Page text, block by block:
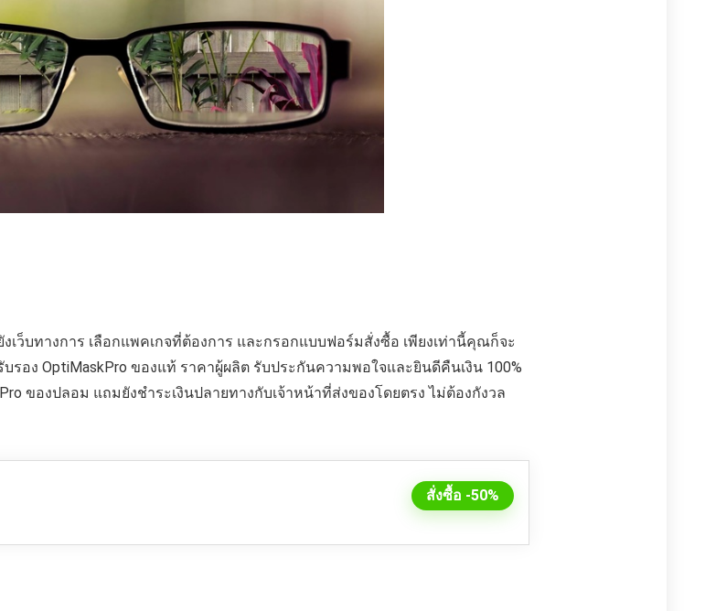
ว็บทางการ เลือกแพคเกจที่ต้องการ และกรอกแบบฟอร์มสั่งซื้อ เพียงเท่านี้คุณก็จะ
อง OptiMaskPro ของแท้ ราคาผู้ผลิต รับประกันความพอใจและยินดีคืนเงิน 100%
ของปลอม แถมยังชำระเงินปลายทางกับเจ้าหน้าที่ส่งของโดยตรง ไม่ต้องกังวล
สั่งซื้อ -50%